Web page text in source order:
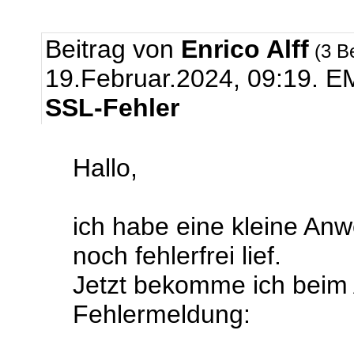
Beitrag von Enrico Alff (3
19.Februar.2024, 09:19.
SSL-Fehler
Hallo,
ich habe eine kleine
noch fehlerfrei lief.
Jetzt bekomme ich
Fehlermeldung: